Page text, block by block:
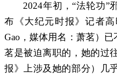
2024年初，“法轮功”
布 《大纪元时报》记者
Gao ，媒体用名：萧茗）
茗是被迫离职的，她的过
报》上涉及她的部分）
几